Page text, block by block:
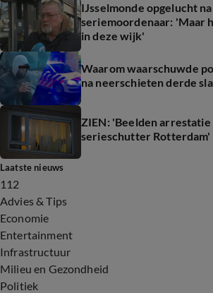
IJsselmonde opgelucht
seriemoordenaar: 'Maar
in deze wijk'
Waarom waarschuwde
na neerschieten derde
ZIEN: 'Beelden
serieschutter Rotterdam'
Laatste nieuws
112
Advies & Tips
Economie
Entertainment
Infrastructuur
Milieu en Gezondheid
Politiek